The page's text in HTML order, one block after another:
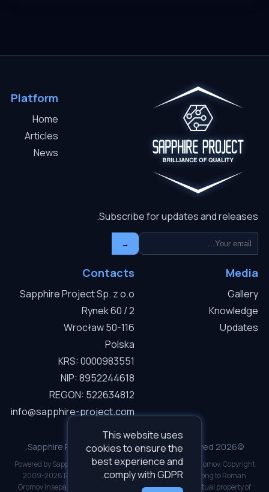
This website uses
cookies to ensure the
best experience and
comply with GDPR.
Subscribe for updates and releases.
→
Platform
Home
Articles
News
Media
Gallery
Knowledge
Updates
Contacts
Sapphire Project Sp. z o.o.
Rynek 60 / 2
50-116 Wrocław
Polska
KRS: 0000983551
NIP: 8952244618
REGON: 522634812
info@sapphire-project.com
©2026 Sapphire Project Sp. z o.o. — All rights reserved.
Powered by Sapphire I.C.D.S v3.0.1. Developed by Roman Gromov. Copyright
2009-2026 Roman Gromov. All software copyrights belong to Roman
Gromov inseparably. Inseparable and inalienable intellectual property of